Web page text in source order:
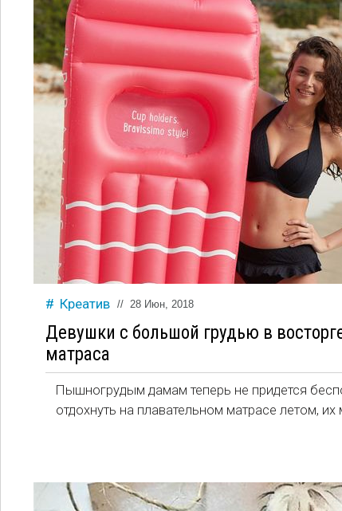
Креатив // 28 Июн, 2018
Девушки с большой грудью в
матраса
Пышногрудым дамам теперь не придется
отдохнуть на плавательном матрасе летом,